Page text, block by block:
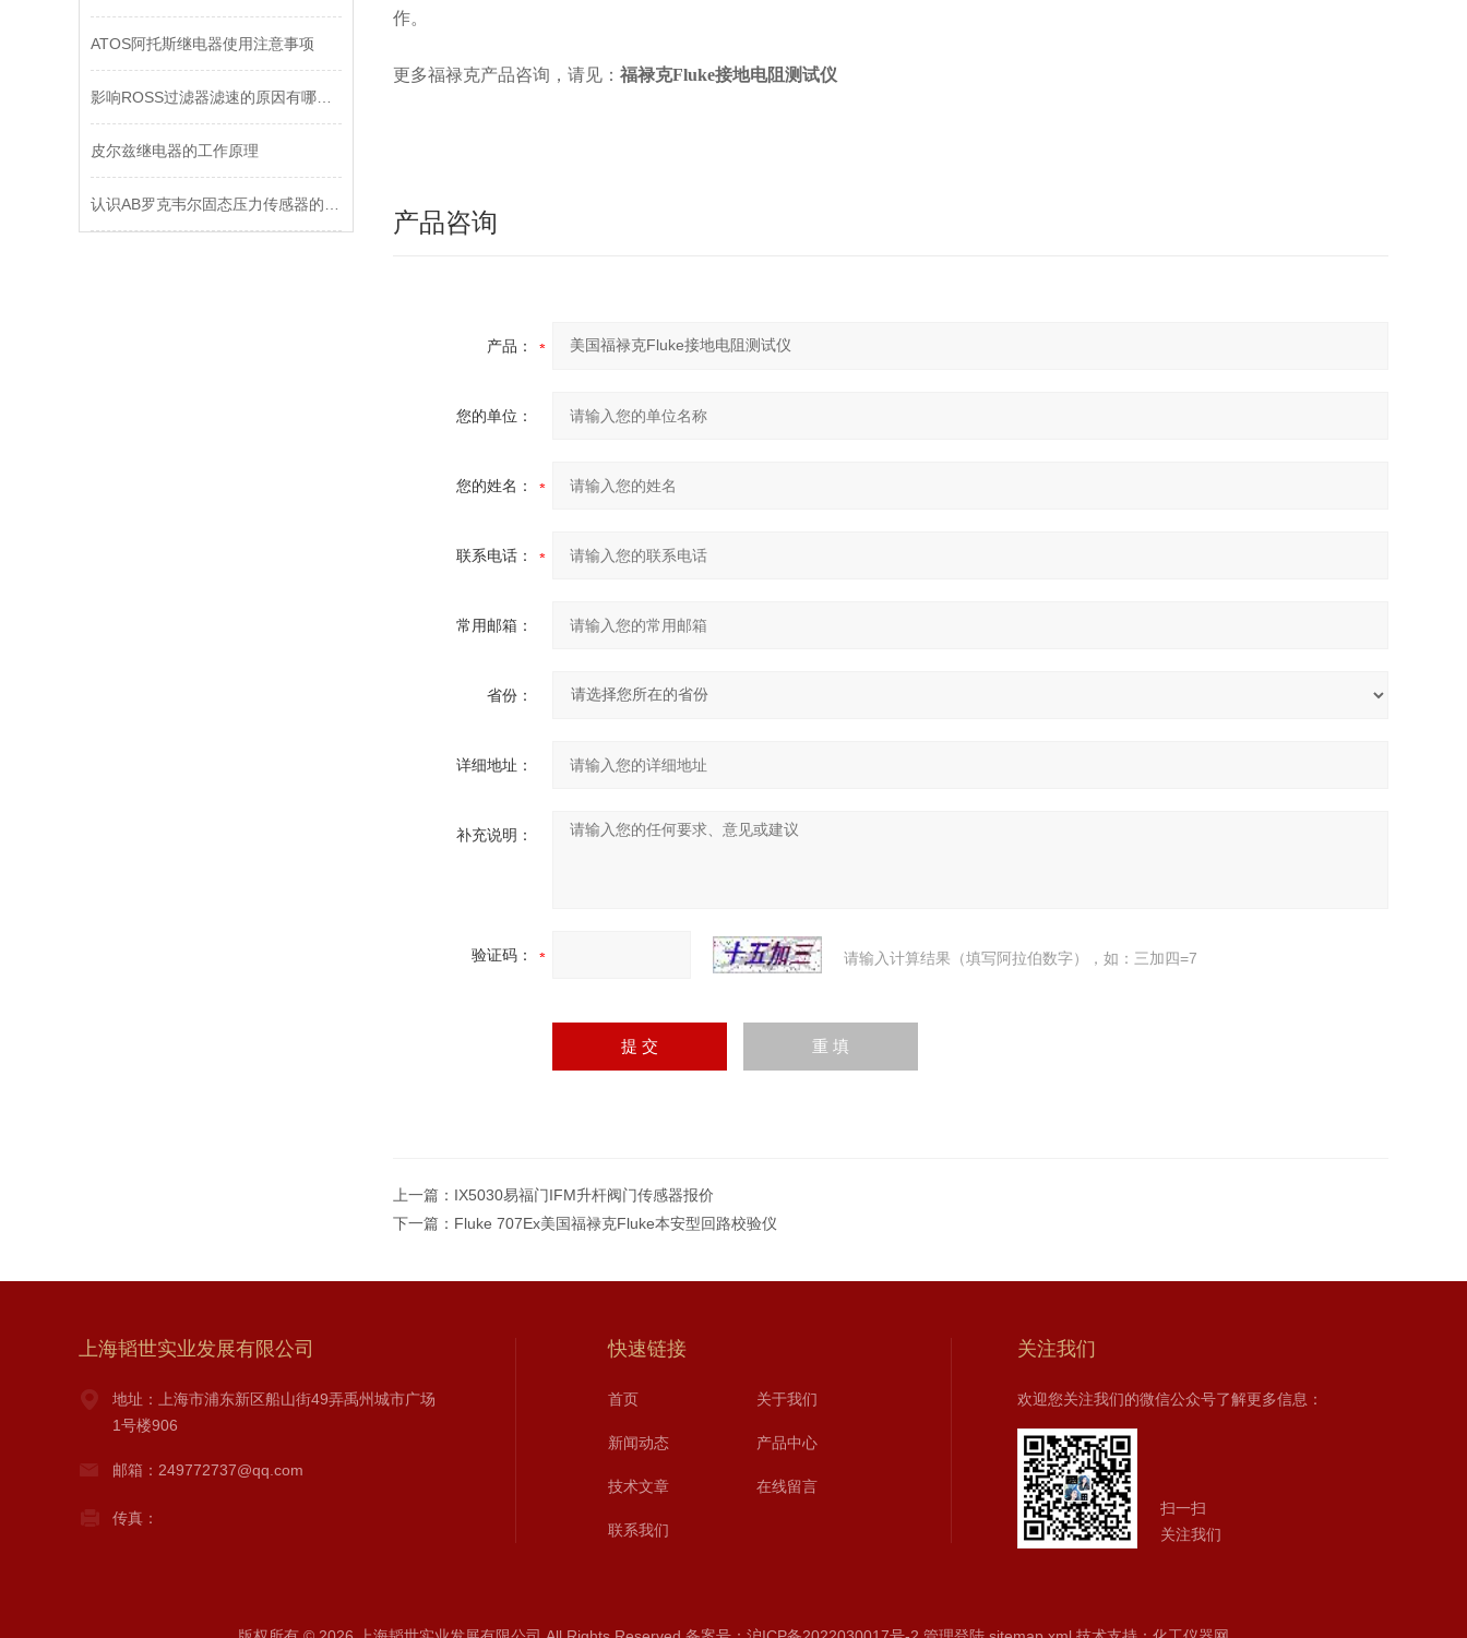
ATOS阿托斯继电器使用注意事项
皮尔兹继电器的工作原理
作。
更多福禄克产品咨询，请见： 福禄克Fluke接地电阻测试仪
产品咨询
产品：
您的单位：
您的姓名：
联系电话：
常用邮箱：
省份：
详细地址：
补充说明：
验证码： 请输入计算结果（填写阿拉伯数字），如：三加四=7
上一篇： IX5030易福门IFM升杆阀门传感器报价
下一篇： Fluke 707Ex美国福禄克Fluke本安型回路校验仪
上海韬世实业发展有限公司
地址：上海市浦东新区船山街49弄禹州城市广场
1号楼906
邮箱：249772737@qq.com
传真：
快速链接
首页 关于我们
新闻动态 产品中心
技术文章 在线留言
联系我们
关注我们
欢迎您关注我们的微信公众号了解更多信息：
扫一扫
关注我们